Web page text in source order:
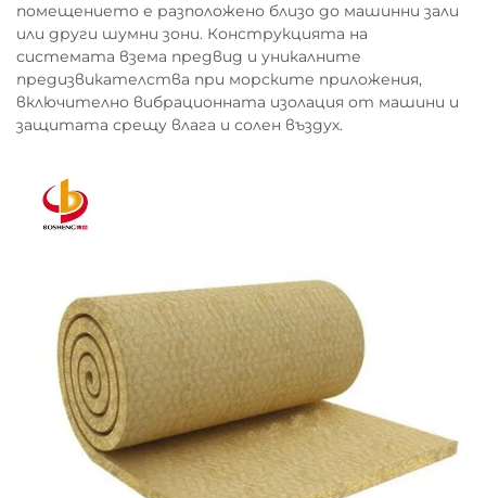
помещението е разположено близо до машинни зали
или други шумни зони. Конструкцията на
системата взема предвид и уникалните
предизвикателства при морските приложения,
включително вибрационната изолация от машини и
защитата срещу влага и солен въздух.